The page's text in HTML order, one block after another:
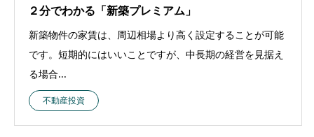
２分でわかる「新築プレミアム」
新築物件の家賃は、周辺相場より高く設定することが可能
です。短期的にはいいことですが、中長期の経営を見据え
る場合...
不動産投資